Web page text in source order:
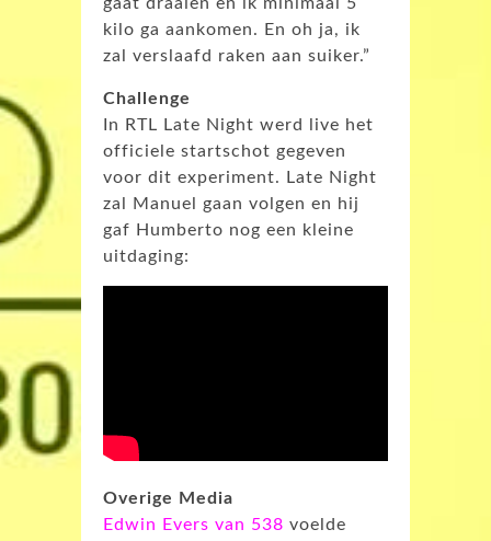
gaat draaien en ik minimaal 5
kilo ga aankomen. En oh ja, ik
zal verslaafd raken aan suiker.”
Challenge
In RTL Late Night werd live het
officiele startschot gegeven
voor dit experiment. Late Night
zal Manuel gaan volgen en hij
gaf Humberto nog een kleine
uitdaging:
Overige Media
Edwin Evers van 538 voelde